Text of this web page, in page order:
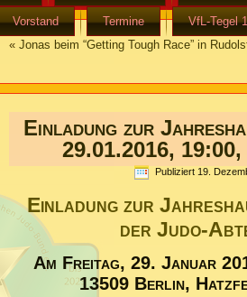
Vorstand Termine
VfL-Tegel
« Jonas beim “Getting Tough Race” in
Einladung zur
29.01.2016, 19:00,
Publiziert 19.
Einladung zur
der Judo-
Am Freitag, 29. Januar
13509 Berlin,